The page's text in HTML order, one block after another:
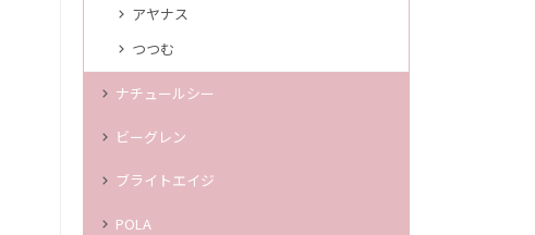
アヤナス
つつむ
ナチュールシー
ビーグレン
ブライトエイジ
POLA